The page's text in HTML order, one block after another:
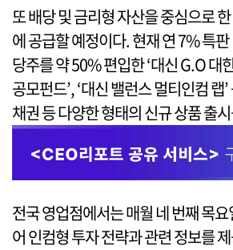
또 배당 및 금리형 자산을 중심으로
에 공급할 예정이다. 현재 연 7% 특
당주를 약 50% 편입한 ‘대신 G.O 대
공모펀드’, ‘대신 밸런스 멀티인컴 랩
채권 등 다양한 형태의 신규 상품 출
전국 영업점에서는 매월 네 번째 목
어 인컴형 투자 전략과 관련 정보를